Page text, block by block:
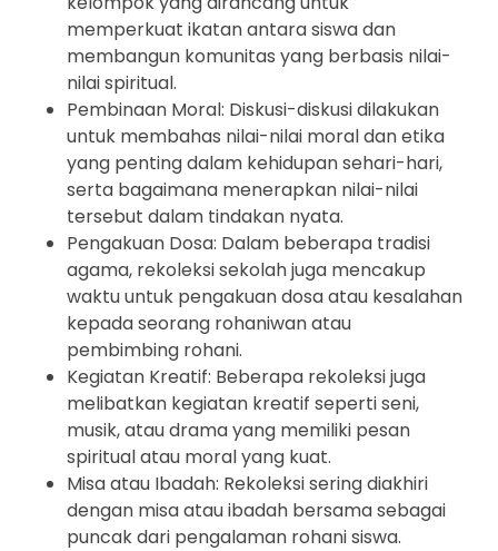
memperkuat ikatan antara siswa dan
membangun komunitas yang berbasis nilai-
nilai spiritual.
Pembinaan Moral: Diskusi-diskusi dilakukan
untuk membahas nilai-nilai moral dan etika
yang penting dalam kehidupan sehari-hari,
serta bagaimana menerapkan nilai-nilai
tersebut dalam tindakan nyata.
Pengakuan Dosa: Dalam beberapa tradisi
agama, rekoleksi sekolah juga mencakup
waktu untuk pengakuan dosa atau kesalahan
kepada seorang rohaniwan atau
pembimbing rohani.
Kegiatan Kreatif: Beberapa rekoleksi juga
melibatkan kegiatan kreatif seperti seni,
musik, atau drama yang memiliki pesan
spiritual atau moral yang kuat.
Misa atau Ibadah: Rekoleksi sering diakhiri
dengan misa atau ibadah bersama sebagai
puncak dari pengalaman rohani siswa.